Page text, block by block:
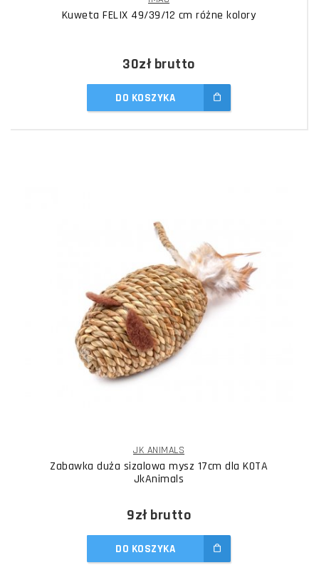
Kuweta FELIX 49/39/12 cm różne kolory
30złbrutto
DO KOSZYKA
JK ANIMALS
Zabawka duża sizalowa mysz 17cm dla KOTA
JkAnimals
9złbrutto
DO KOSZYKA